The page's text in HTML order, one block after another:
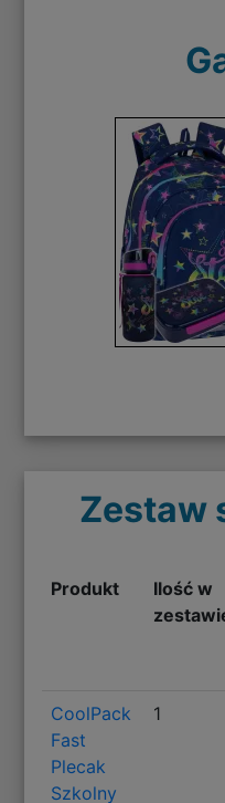
Zestaw
Produkt
Ilość w
CoolPack
Fast
Plecak
Szkolny
1